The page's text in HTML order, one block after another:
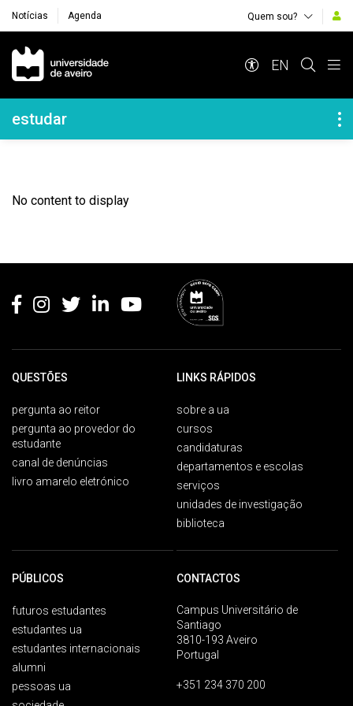
Notícias Agenda Quem sou?
Navegação Principal
EN
Navegação Lateral
estudar
No content to display
QUESTÕES
pergunta ao reitor
pergunta ao provedor do
estudante
canal de denúncias
livro amarelo eletrónico
LINKS RÁPIDOS
sobre a ua
cursos
candidaturas
departamentos e escolas
serviços
unidades de investigação
biblioteca
PÚBLICOS
futuros estudantes
estudantes ua
estudantes internacionais
alumni
pessoas ua
CONTACTOS
Campus Universitário de
Santiago
3810-193 Aveiro
Portugal
+351 234 370 200